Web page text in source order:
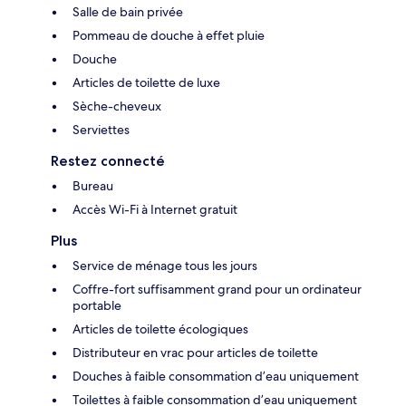
Salle de bain privée
Pommeau de douche à effet pluie
Douche
Articles de toilette de luxe
Sèche-cheveux
Serviettes
Restez connecté
Bureau
Accès Wi-Fi à Internet gratuit
Plus
Service de ménage tous les jours
Coffre-fort suffisamment grand pour un ordinateur
portable
Articles de toilette écologiques
Distributeur en vrac pour articles de toilette
Douches à faible consommation d’eau uniquement
Toilettes à faible consommation d’eau uniquement